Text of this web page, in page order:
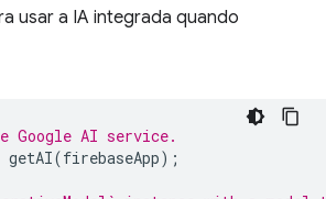
usar a IA integrada quando
AI service.
getAI(firebaseApp);